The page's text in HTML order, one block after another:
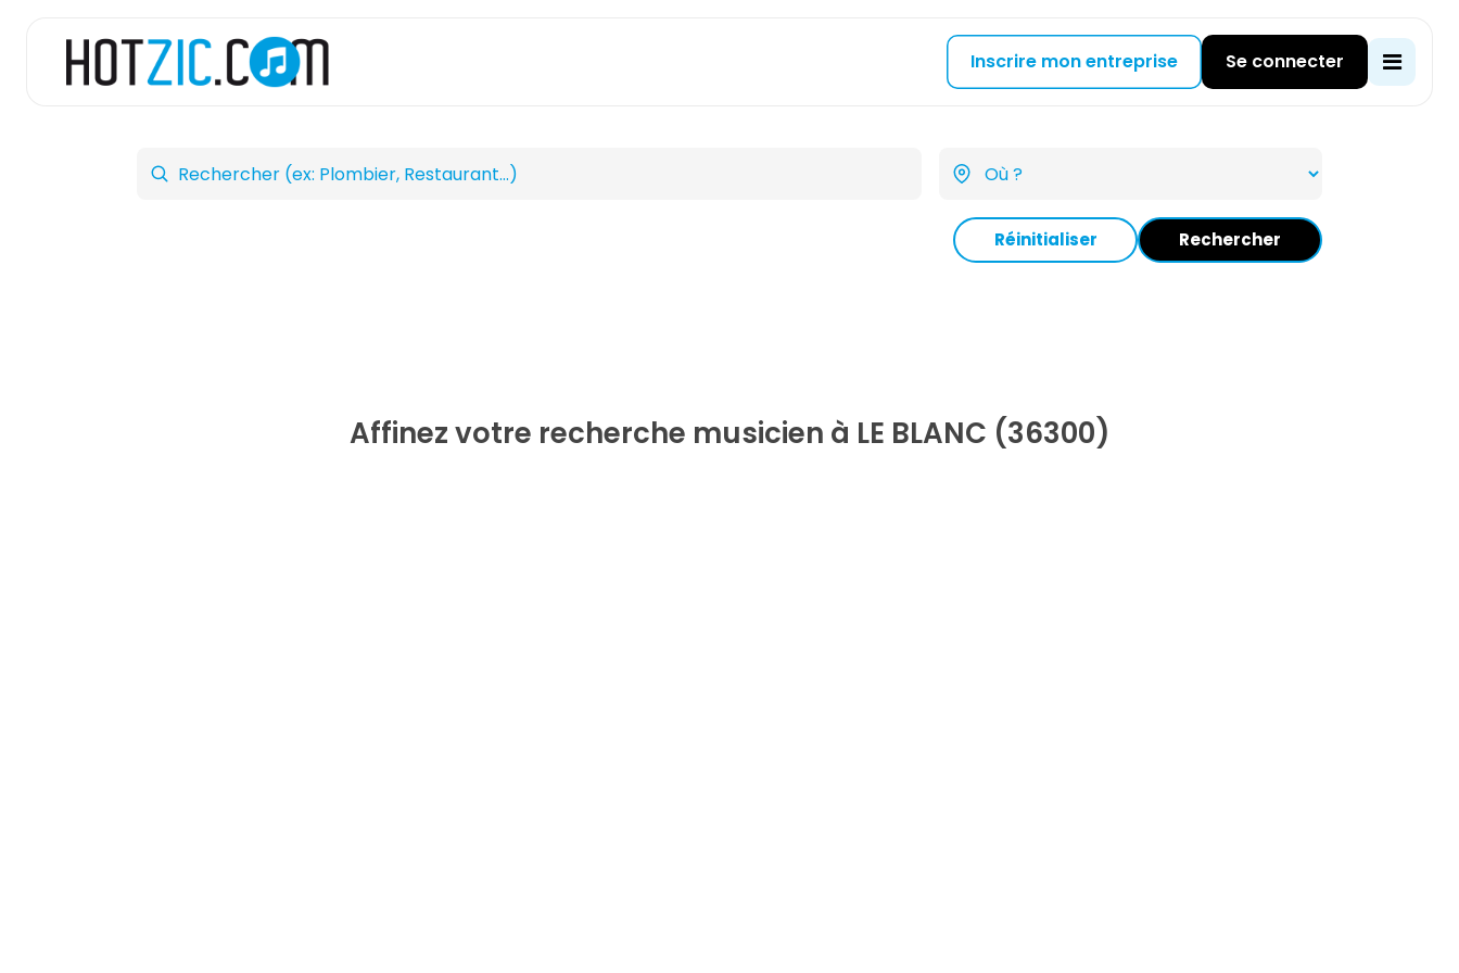
Inscrire mon entreprise Se connecter
Réinitialiser Rechercher
Affinez votre recherche musicien à LE BLANC (36300)